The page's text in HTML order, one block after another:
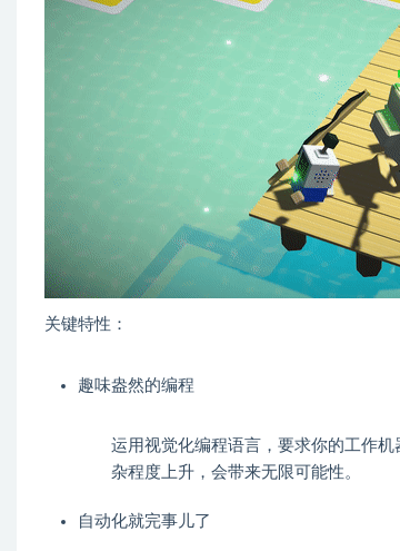
关键特性：
趣味盎然的编程
运用视觉化编程语言，要求你的工作
杂程度上升，会带来无限可能性。
自动化就完事儿了